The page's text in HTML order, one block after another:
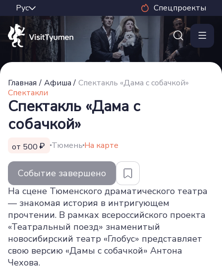
Спецпроекты
Главная / Афиша / Спектакль «Дама с собачкой»
Спектакли
Спектакль «Дама с
собачкой»
от 500 ТюменьНа карте
Событие завершено
На сцене Тюменского драматического театра
— знакомая история в интригующем
прочтении. В рамках всероссийского проекта
«Театральный поезд» знаменитый
новосибирский театр «Глобус» представляет
свою версию «Дамы с собачкой» Антона
Чехова.